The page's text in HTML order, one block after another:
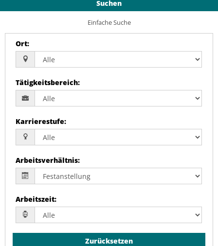
Suchen
Einfache Suche
Ort:
Tätigkeitsbereich:
Karrierestufe:
Arbeitsverhältnis:
Arbeitszeit:
Zurücksetzen